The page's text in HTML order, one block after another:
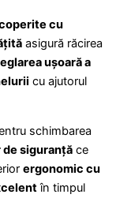
cu
asigură răcirea
ușoară a
cu ajutorul
schimbarea
siguranță ce
ergonomic cu
în timpul